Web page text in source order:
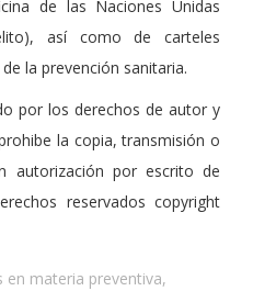
de las Naciones Unidas
así como de carteles
la prevención sanitaria.
por los derechos de autor y
la copia, transmisión o
autorización por escrito de
reservados copyright
en materia preventiva,